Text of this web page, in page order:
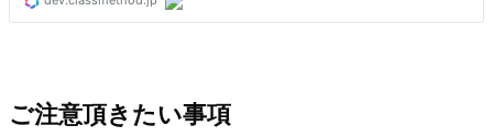
ご注意頂きたい事項